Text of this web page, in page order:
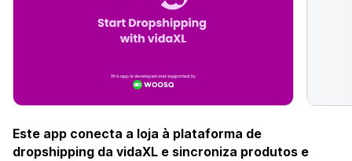
Este app conecta a loja à plataforma de
dropshipping da vidaXL e sincroniza produtos e